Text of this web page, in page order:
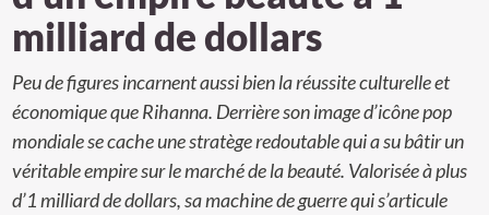
milliard de dollars
Peu de figures incarnent aussi bien la réussite culturelle et
économique que Rihanna. Derrière son image d’icône pop
mondiale se cache une stratège redoutable qui a su bâtir un
véritable empire sur le marché de la beauté. Valorisée à plus
d’1 milliard de dollars, sa machine de guerre qui s’articule